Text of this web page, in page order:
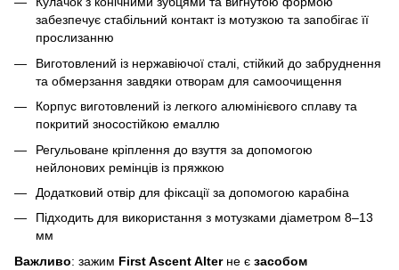
забезпечує стабільний контакт із мотузкою та запобігає її
прослизанню
Виготовлений із нержавіючої сталі, стійкий до забруднення
та обмерзання завдяки отворам для самоочищення
Корпус виготовлений із легкого алюмінієвого сплаву та
покритий зносостійкою емаллю
Регульоване кріплення до взуття за допомогою
нейлонових ремінців із пряжкою
Додатковий отвір для фіксації за допомогою карабіна
Підходить для використання з мотузками діаметром 8–13
мм
Важливо: зажим First Ascent Alterне є засобом